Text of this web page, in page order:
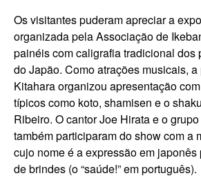
Os visitantes puderam apreciar a
organizada pela Associação de
painéis com caligrafia tradicional dos
do Japão. Como atrações musicais,
Kitahara organizou apresentação
típicos como koto, shamisen e o
Ribeiro. O cantor Joe Hirata e o
também participaram do show com a
cujo nome é a expressão em
de brindes (o “saúde!” em português).